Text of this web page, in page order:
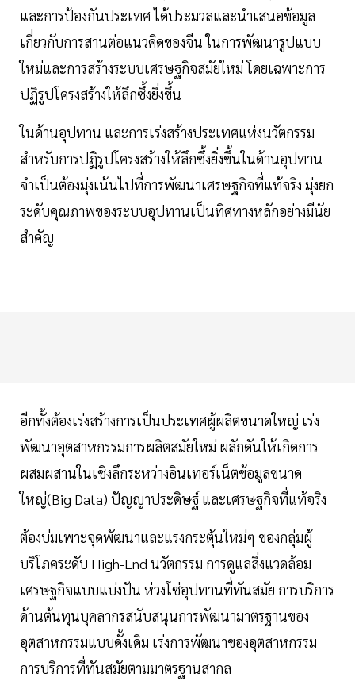
และการป้องกันประเทศ ได้ประมวลและนำเสนอข้อมูล
เกี่ยวกับการสานต่อแนวคิดของจีน ในการพัฒนารูปแบบ
ใหม่และการสร้างระบบเศรษฐกิจสมัยใหม่ โดยเฉพาะการ
ปฏิรูปโครงสร้างให้ลึกซึ้งยิ่งขึ้น
ในด้านอุปทาน และการเร่งสร้างประเทศแห่งนวัตกรรม
สำหรับการปฏิรูปโครงสร้างให้ลึกซึ้งยิ่งขึ้นในด้านอุปทาน
จำเป็นต้องมุ่งเน้นไปที่การพัฒนาเศรษฐกิจที่แท้จริง มุ่งยก
ระดับคุณภาพของระบบอุปทานเป็นทิศทางหลักอย่างมีนัย
สำคัญ
อีกทั้งต้องเร่งสร้างการเป็นประเทศผู้ผลิตขนาดใหญ่ เร่ง
พัฒนาอุตสาหกรรมการผลิตสมัยใหม่ ผลักดันให้เกิดการ
ผสมผสานในเชิงลึกระหว่างอินเทอร์เน็ตข้อมูลขนาด
ใหญ่(Big Data) ปัญญาประดิษฐ์ และเศรษฐกิจที่แท้จริง
ต้องบ่มเพาะจุดพัฒนาและแรงกระตุ้นใหม่ๆ ของกลุ่มผู้
บริโภคระดับ High-End นวัตกรรม การดูแลสิ่งแวดล้อม
เศรษฐกิจแบบแบ่งปัน ห่วงโซ่อุปทานที่ทันสมัย การบริการ
ด้านต้นทุนบุคลากรสนับสนุนการพัฒนามาตรฐานของ
อุตสาหกรรมแบบดั้งเดิม เร่งการพัฒนาของอุตสาหกรรม
การบริการที่ทันสมัยตามมาตรฐานสากล